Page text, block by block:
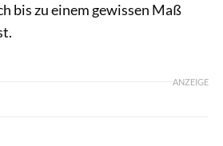
bis zu einem gewissen Maß
ANZEIGE